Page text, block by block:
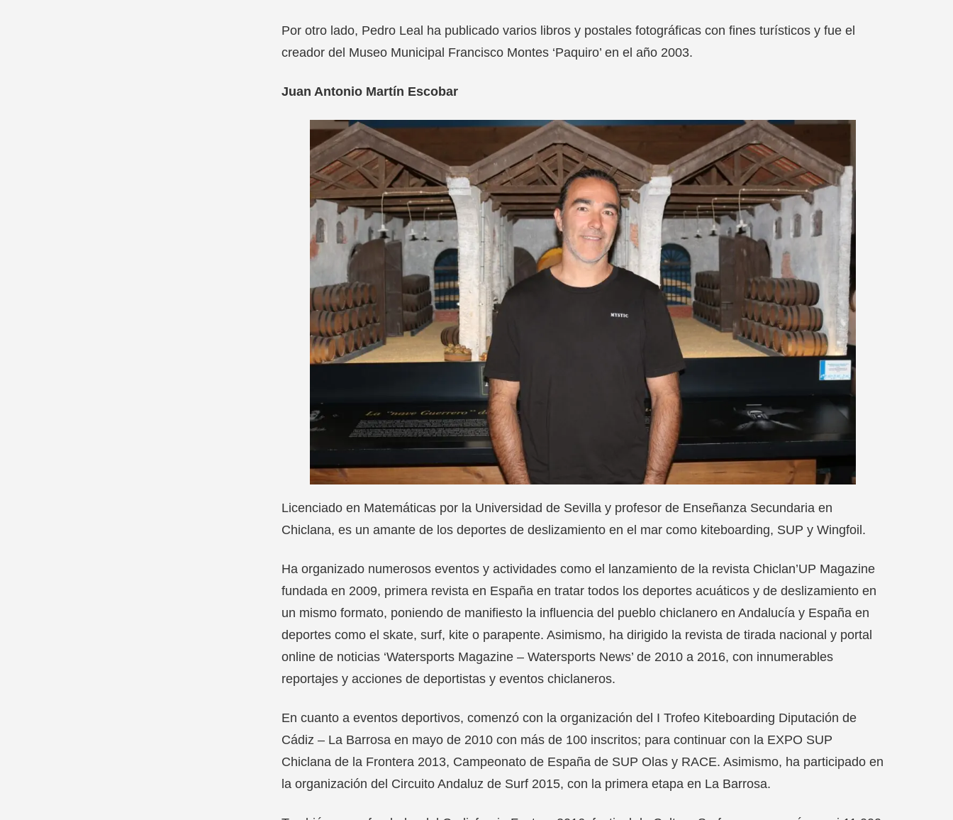
Por otro lado, Pedro Leal ha publicado varios libros y postales fotográficas con fines turísticos y fue el
creador del Museo Municipal Francisco Montes ‘Paquiro’ en el año 2003.
Juan Antonio Martín Escobar
Licenciado en Matemáticas por la Universidad de Sevilla y profesor de Enseñanza Secundaria en
Chiclana, es un amante de los deportes de deslizamiento en el mar como kiteboarding, SUP y Wingfoil.
Ha organizado numerosos eventos y actividades como el lanzamiento de la revista Chiclan’UP Magazine
fundada en 2009, primera revista en España en tratar todos los deportes acuáticos y de deslizamiento en
un mismo formato, poniendo de manifiesto la influencia del pueblo chiclanero en Andalucía y España en
deportes como el skate, surf, kite o parapente. Asimismo, ha dirigido la revista de tirada nacional y portal
online de noticias ‘Watersports Magazine – Watersports News’ de 2010 a 2016, con innumerables
reportajes y acciones de deportistas y eventos chiclaneros.
En cuanto a eventos deportivos, comenzó con la organización del I Trofeo Kiteboarding Diputación de
Cádiz – La Barrosa en mayo de 2010 con más de 100 inscritos; para continuar con la EXPO SUP
Chiclana de la Frontera 2013, Campeonato de España de SUP Olas y RACE. Asimismo, ha participado en
la organización del Circuito Andaluz de Surf 2015, con la primera etapa en La Barrosa.